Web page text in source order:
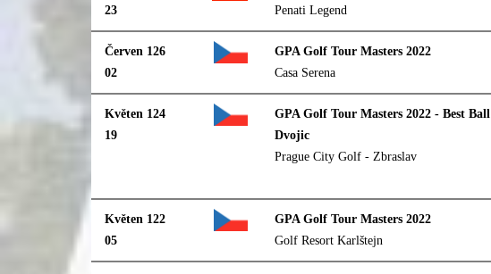
23
Penati Legend
Červen 126
02
GPA Golf Tour Masters 2022
Casa Serena
Květen 124
19
GPA Golf Tour Masters 2022 - Best Ball
Dvojic
Prague City Golf - Zbraslav
Květen 122
05
GPA Golf Tour Masters 2022
Golf Resort Karlštejn